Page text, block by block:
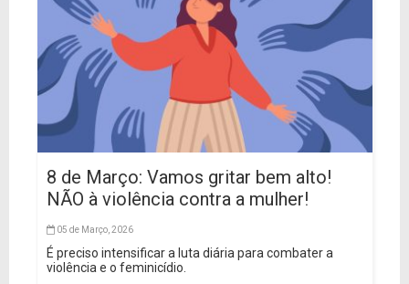
8 de Março: Vamos gritar bem alto!
NÃO à violência contra a mulher!
05 de Março, 2026
É preciso intensificar a luta diária para combater a
violência e o feminicídio.